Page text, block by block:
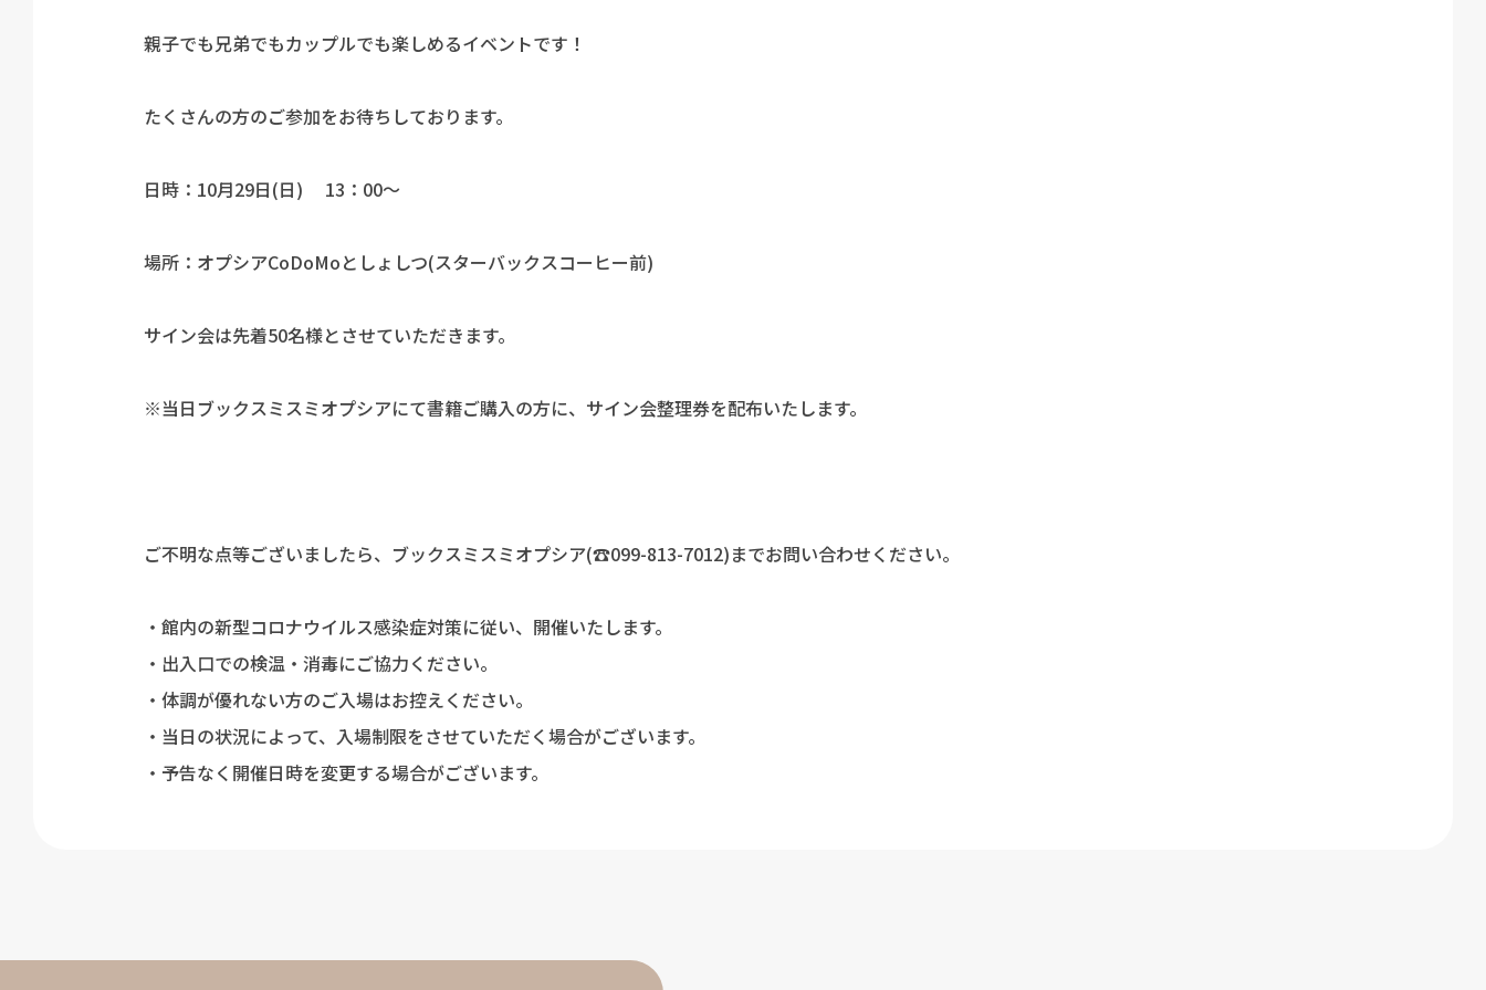
親子でも兄弟でもカップルでも楽しめるイベントです！
たくさんの方のご参加をお待ちしております。
日時：10月29日(日) 13：00～
場所：オプシアCoDoMoとしょしつ(スターバックスコーヒー前)
サイン会は先着50名様とさせていただきます。
※当日ブックスミスミオプシアにて書籍ご購入の方に、サイン会整理券を配布いたします。
ご不明な点等ございましたら、ブックスミスミオプシア(☎099-813-7012)までお問い合わせください。
・館内の新型コロナウイルス感染症対策に従い、開催いたします。
・出入口での検温・消毒にご協力ください。
・体調が優れない方のご入場はお控えください。
・当日の状況によって、入場制限をさせていただく場合がございます。
・予告なく開催日時を変更する場合がございます。